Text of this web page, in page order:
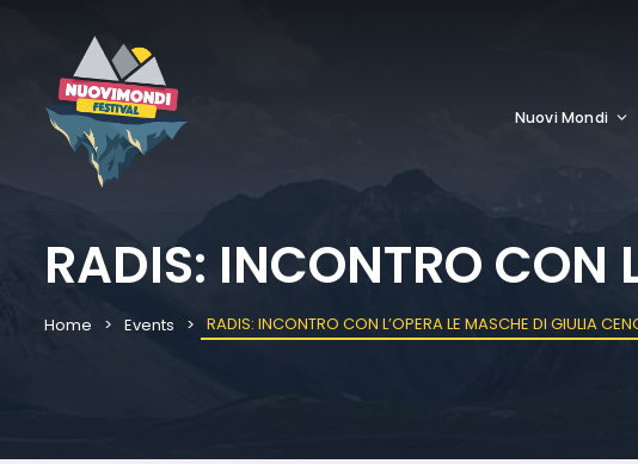
Nuovi Mondi
RADIS: INCONTRO CON
Home Events RADIS: INCONTRO CON L’OPERA LE MASCHE DI GIULIA